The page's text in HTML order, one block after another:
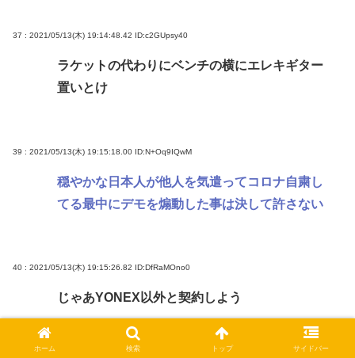
37 : 2021/05/13(木) 19:14:48.42 ID:c2GUpsy40
ラケットの代わりにベンチの横にエレキギター
置いとけ
39 : 2021/05/13(木) 19:15:18.00 ID:N+Oq9IQwM
穏やかな日本人が他人を気遣ってコロナ自粛し
てる最中にデモを煽動した事は決して許さない
40 : 2021/05/13(木) 19:15:26.82 ID:DfRaMOno0
じゃあYONEX以外と契約しよう
ホーム 検索 トップ サイドバー